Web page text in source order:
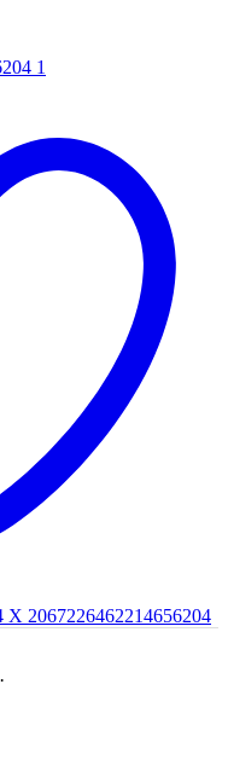
1
X 2067226462214656204
·